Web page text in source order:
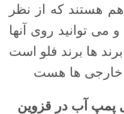
هستند که از نظر
می توانید روی آنها
ها برند فلو است
خارجی ها هست
آب در قزوین